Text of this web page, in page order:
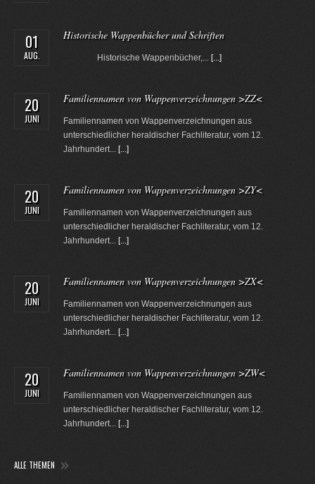
01
AUG.
Historische Wappenbücher und Schriften
Historische Wappenbücher,... [...]
20
JUNI
Familiennamen von Wappenverzeichnungen >ZZ<
Familiennamen von Wappenverzeichnungen aus
unterschiedlicher heraldischer Fachliteratur, vom 12.
Jahrhundert... [...]
20
JUNI
Familiennamen von Wappenverzeichnungen >ZY<
Familiennamen von Wappenverzeichnungen aus
unterschiedlicher heraldischer Fachliteratur, vom 12.
Jahrhundert... [...]
20
JUNI
Familiennamen von Wappenverzeichnungen >ZX<
Familiennamen von Wappenverzeichnungen aus
unterschiedlicher heraldischer Fachliteratur, vom 12.
Jahrhundert... [...]
20
JUNI
Familiennamen von Wappenverzeichnungen >ZW<
Familiennamen von Wappenverzeichnungen aus
unterschiedlicher heraldischer Fachliteratur, vom 12.
Jahrhundert... [...]
ALLE THEMEN